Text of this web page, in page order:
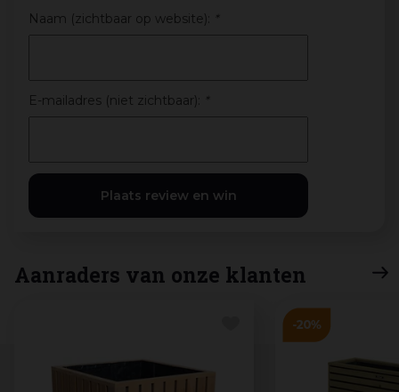
Naam (zichtbaar op website): *
E-mailadres (niet zichtbaar): *
Aanraders van onze klanten